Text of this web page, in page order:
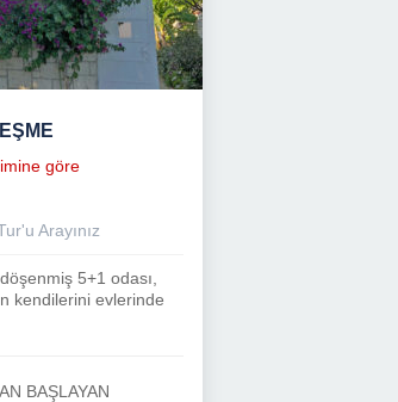
göre
Arayınız
5+1 odası,
kendilerini evlerinde
BAŞLAYAN